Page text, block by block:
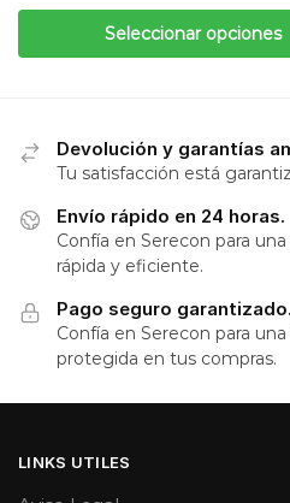
Seleccionar opciones
Devolución y garantías
Tu satisfacción está
Envío rápido en 24 horas.
Confía en Serecon para
rápida y eficiente.
Pago seguro garantizado.
Confía en Serecon para
protegida en tus compras.
LINKS UTILES